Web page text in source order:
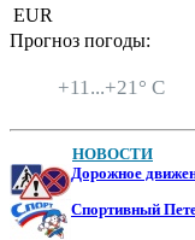
EUR
Прогноз погоды:
+11...+21° C
НОВОСТИ
Дорожное
Спортивный